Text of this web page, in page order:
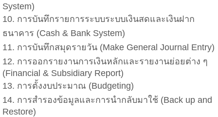
System)
10. การบันทึกรายการระบบระบบเงินสดและเงินฝาก
ธนาคาร (Cash & Bank System)
11. การบันทึกสมุดรายวัน (Make General Journal Entry)
12. การออกรายงานการเงินหลักและรายงานย่อยต่าง ๆ
(Financial & Subsidiary Report)
13. การตั้งงบประมาณ (Budgeting)
14. การสำรองข้อมูลและการนำกลับมาใช้ (Back up and
Restore)